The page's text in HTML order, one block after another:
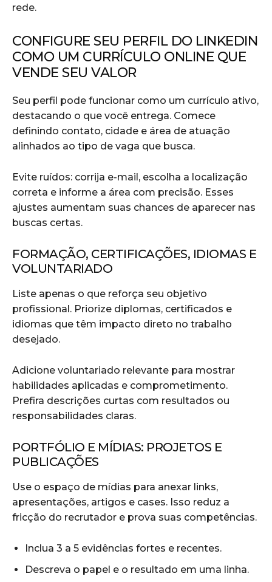
rede.
CONFIGURE SEU PERFIL DO LINKEDIN
COMO UM CURRÍCULO ONLINE QUE
VENDE SEU VALOR
Seu perfil pode funcionar como um currículo ativo,
destacando o que você entrega. Comece
definindo contato, cidade e área de atuação
alinhados ao tipo de vaga que busca.
Evite ruídos: corrija e-mail, escolha a localização
correta e informe a área com precisão. Esses
ajustes aumentam suas chances de aparecer nas
buscas certas.
FORMAÇÃO, CERTIFICAÇÕES, IDIOMAS E
VOLUNTARIADO
Liste apenas o que reforça seu objetivo
profissional. Priorize diplomas, certificados e
idiomas que têm impacto direto no trabalho
desejado.
Adicione voluntariado relevante para mostrar
habilidades aplicadas e comprometimento.
Prefira descrições curtas com resultados ou
responsabilidades claras.
PORTFÓLIO E MÍDIAS: PROJETOS E
PUBLICAÇÕES
Use o espaço de mídias para anexar links,
apresentações, artigos e cases. Isso reduz a
fricção do recrutador e prova suas competências.
Inclua 3 a 5 evidências fortes e recentes.
Descreva o papel e o resultado em uma linha.